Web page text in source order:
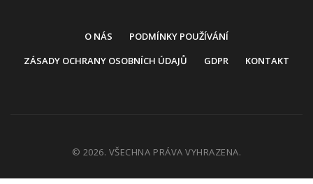
O NÁS
PODMÍNKY POUŽÍVÁNÍ
ZÁSADY OCHRANY OSOBNÍCH ÚDAJŮ
GDPR KONTAKT
© 2026. VŠECHNA PRÁVA VYHRAZENA.